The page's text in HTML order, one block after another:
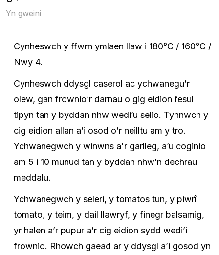
Yn gweini
Cynheswch y ffwrn ymlaen llaw i 180°C / 160°C /
Nwy 4.
Cynheswch ddysgl caserol ac ychwanegu’r
olew, gan frownio’r darnau o gig eidion fesul
tipyn tan y byddan nhw wedi’u selio. Tynnwch y
cig eidion allan a’i osod o’r neilltu am y tro.
Ychwanegwch y winwns a'r garlleg, a’u coginio
am 5 i 10 munud tan y byddan nhw’n dechrau
meddalu.
Ychwanegwch y seleri, y tomatos tun, y piwrî
tomato, y teim, y dail llawryf, y finegr balsamig,
yr halen a’r pupur a’r cig eidion sydd wedi’i
frownio. Rhowch gaead ar y ddysgl a’i gosod yn